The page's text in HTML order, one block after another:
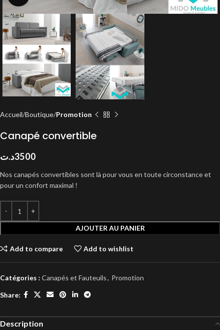
Accueil Boutique Promotion
Canapé convertible
3500د.ت
Nos canapés convertibles sont là pour vous en toute circonstance et
pour un confort maximal !
AJOUTER AU PANIER
Add to compare Add to wishlist
Catégories : Canapés et Fauteuils, Promotion
Share:
Description